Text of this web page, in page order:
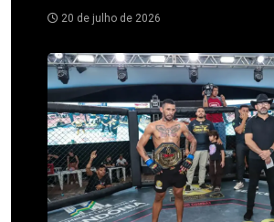
20 de julho de 2026